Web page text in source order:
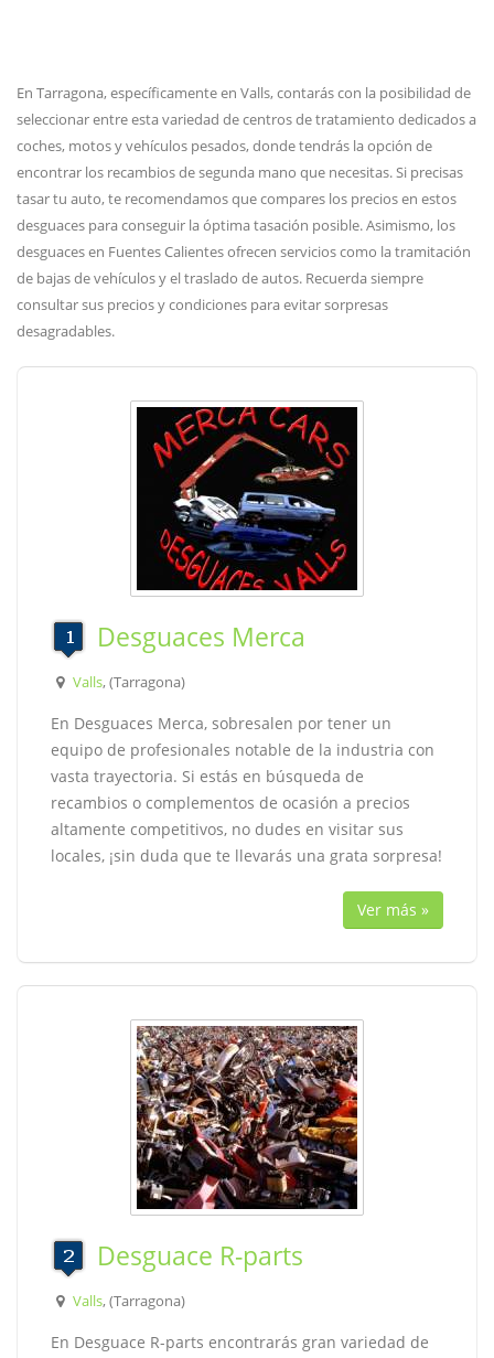
En Tarragona, específicamente en Valls, contarás con la posibilidad de
seleccionar entre esta variedad de centros de tratamiento dedicados a
coches, motos y vehículos pesados, donde tendrás la opción de
encontrar los recambios de segunda mano que necesitas. Si precisas
tasar tu auto, te recomendamos que compares los precios en estos
desguaces para conseguir la óptima tasación posible. Asimismo, los
desguaces en Fuentes Calientes ofrecen servicios como la tramitación
de bajas de vehículos y el traslado de autos. Recuerda siempre
consultar sus precios y condiciones para evitar sorpresas
desagradables.
Desguaces Merca
Valls, (Tarragona)
En Desguaces Merca, sobresalen por tener un
equipo de profesionales notable de la industria con
vasta trayectoria. Si estás en búsqueda de
recambios o complementos de ocasión a precios
altamente competitivos, no dudes en visitar sus
locales, ¡sin duda que te llevarás una grata sorpresa!
Ver más »
Desguace R-parts
Valls, (Tarragona)
En Desguace R-parts encontrarás gran variedad de